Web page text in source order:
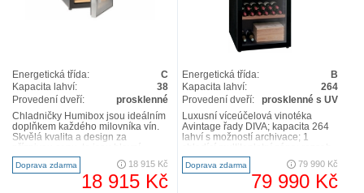
Energetická třída:
C
Kapacita lahví:
38
Provedení dveří:
prosklenné
Chladničky Humibox jsou ideálním
doplňkem každého milovníka vín.
Skvělá kvalita a design za
charakteristiky naší značky..
Doprava zdarma 18 915 Kč
18 915 Kč
Energetická třída:
B
Kapacita lahví:
264
Provedení dveří:
prosklenné s UV
Luxusní víceúčelová vinotéka
Avintage řady DIVA; kapacita 264
lahví s možností archivace; 1
chladících teplot: 6-1..
Doprava zdarma 79 990 Kč
79 990 Kč